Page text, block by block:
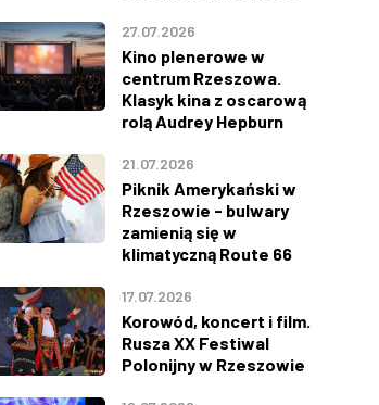
27.07.2026
Kino plenerowe w
centrum Rzeszowa.
Klasyk kina z oscarową
rolą Audrey Hepburn
21.07.2026
Piknik Amerykański w
Rzeszowie - bulwary
zamienią się w
klimatyczną Route 66
17.07.2026
Korowód, koncert i film.
Rusza XX Festiwal
Polonijny w Rzeszowie